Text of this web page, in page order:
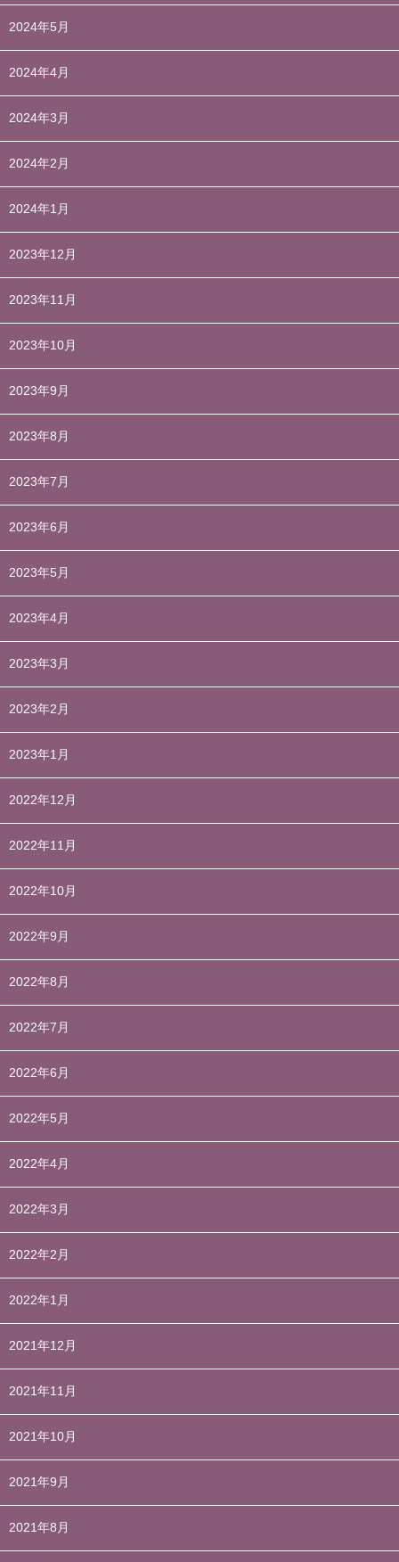
2024年5月
2024年4月
2024年3月
2024年2月
2024年1月
2023年12月
2023年11月
2023年10月
2023年9月
2023年8月
2023年7月
2023年6月
2023年5月
2023年4月
2023年3月
2023年2月
2023年1月
2022年12月
2022年11月
2022年10月
2022年9月
2022年8月
2022年7月
2022年6月
2022年5月
2022年4月
2022年3月
2022年2月
2022年1月
2021年12月
2021年11月
2021年10月
2021年9月
2021年8月